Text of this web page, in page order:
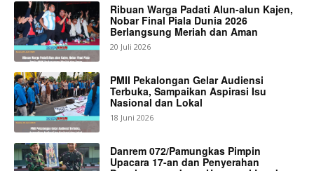
Ribuan Warga Padati Alun-alun Kajen,
Nobar Final Piala Dunia 2026
Berlangsung Meriah dan Aman
20 Juli 2026
PMII Pekalongan Gelar Audiensi
Terbuka, Sampaikan Aspirasi Isu
Nasional dan Lokal
18 Juni 2026
Danrem 072/Pamungkas Pimpin
Upacara 17-an dan Penyerahan